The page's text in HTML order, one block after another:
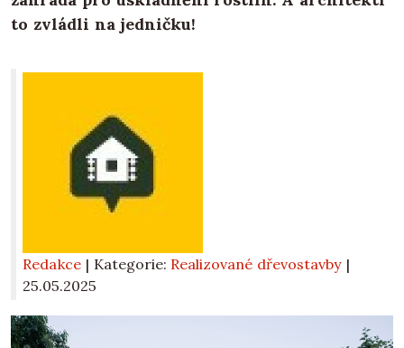
to zvládli na jedničku!
Redakce | Kategorie: Realizované dřevostavby |
25.05.2025